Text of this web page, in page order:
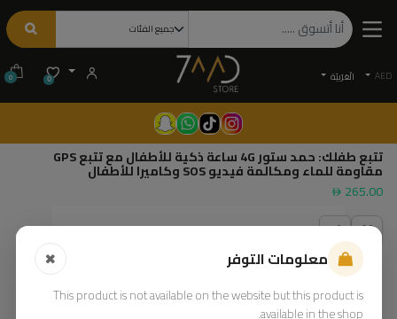
AED الْعَرَبيّة 0
0
تتبع طفلك: حمد ستور 4G ساعة ذكية للأطفال مع تتبع GPS
مقاومة للماء ومكالمة فيديو SOS وكاميرا للأطفال
265.00
معلومات التوفر
This product is not available on the website but this product is
available in the shop.